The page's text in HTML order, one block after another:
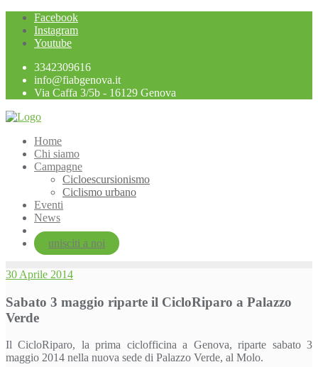
Skip
content
Facebook
Instagram
Youtube
3342309616
info@fiabgenova.it
Via Caffa 3/5b - 16129 Genova
Home
Chi siamo
Campagne
Cicloescursionismo
Ciclismo urbano
Eventi
News
unisciti a noi
30 Aprile 2014
Sabato 3 maggio riparte il CicloRiparo a Palazzo
Verde
Il CicloRiparo, la prima ciclofficina a Genova, riparte sabato 3
maggio 2014 nella nuova sede di Palazzo Verde, al Molo.